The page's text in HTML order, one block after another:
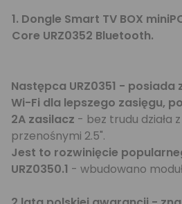
1. Dongle Smart TV BOX
Core URZ0352 Bluetooth.
Następca URZ0351 -
Wi-Fi dla lepszego zasięgu,
2A zasilacz - bez trudu działa
przenośnymi 2.5".
Jest to rozwinięcie
URZ0350.1 - wbudowano